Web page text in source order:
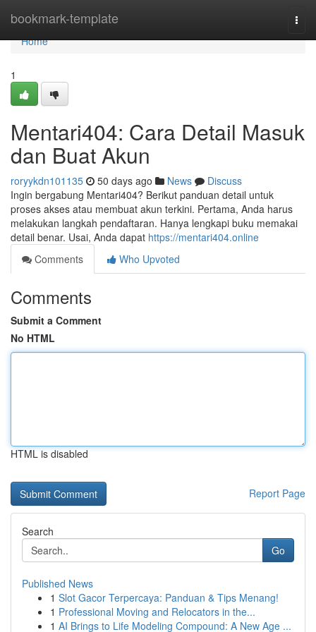
bookmark-template
Home
Home
1
Mentari404: Cara Detail Masuk
dan Buat Akun
roryykdn101135 50 days ago News
Discuss
Ingin bergabung Mentari404? Berikut panduan detail untuk
proses akses atau membuat akun terkini. Pertama, Anda harus
melakukan langkah pendaftaran. Hanya lengkapi buku memakai
detail benar. Usai, Anda dapat https://mentari404.online
Comments
Who Upvoted
Comments
Submit a Comment
No HTML
HTML is disabled
Report Page
Search
Go
Published News
1 Slot Gacor Terpercaya: Panduan & Tips Menang!
1 Professional Moving and Relocators in the...
1 AI Brings to Life Modeling Compound: A New Age ...